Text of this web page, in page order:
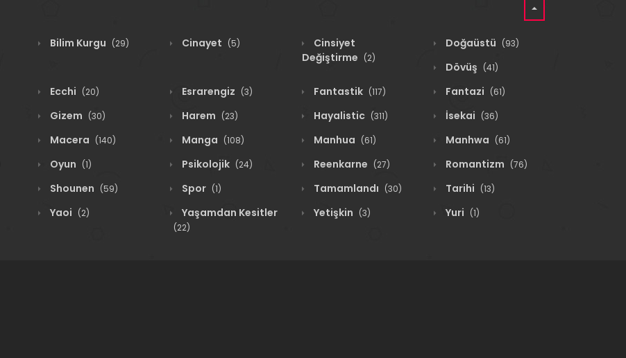
Bilim Kurgu (29) Cinayet (5)
Cinsiyet
Değiştirme (2)
Doğaüstü (93)
Dövüş (41)
Ecchi (20) Esrarengiz (3) Fantastik (117) Fantazi (61)
Gizem (30) Harem (23) Hayalistic (311) İsekai (36)
Macera (140) Manga (108) Manhua (61) Manhwa (61)
Oyun (1) Psikolojik (24) Reenkarne (27) Romantizm (76)
Shounen (59) Spor (1) Tamamlandı (30) Tarihi (13)
Yaoi (2) Yaşamdan Kesitler
(22)
Yetişkin (3) Yuri (1)